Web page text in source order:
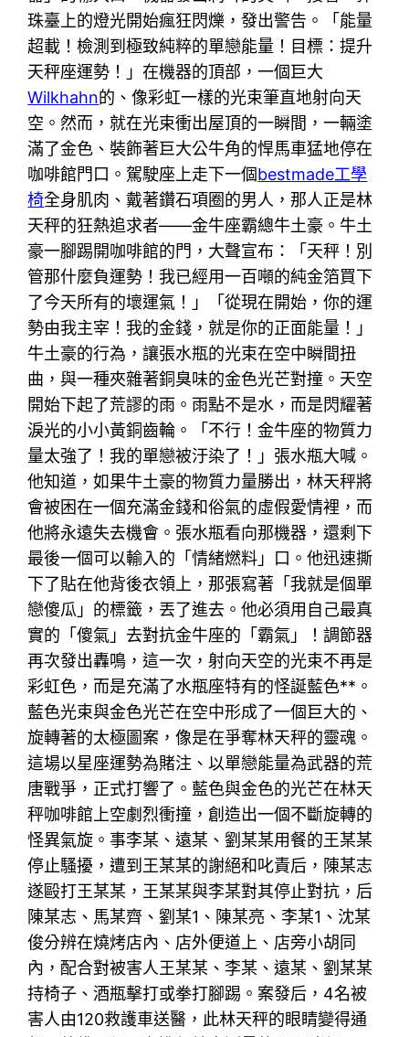
珠臺上的燈光開始瘋狂閃爍，發出警告。「能量
超載！檢測到極致純粹的單戀能量！目標：提升
天秤座運勢！」在機器的頂部，一個巨大
Wilkhahn的、像彩虹一樣的光束筆直地射向天
空。然而，就在光束衝出屋頂的一瞬間，一輛塗
滿了金色、裝飾著巨大公牛角的悍馬車猛地停在
咖啡館門口。駕駛座上走下一個bestmade工學
椅全身肌肉、戴著鑽石項圈的男人，那人正是林
天秤的狂熱追求者——金牛座霸總牛土豪。牛土
豪一腳踢開咖啡館的門，大聲宣布：「天秤！別
管那什麼負運勢！我已經用一百噸的純金箔買下
了今天所有的壞運氣！」「從現在開始，你的運
勢由我主宰！我的金錢，就是你的正面能量！」
牛土豪的行為，讓張水瓶的光束在空中瞬間扭
曲，與一種夾雜著銅臭味的金色光芒對撞。天空
開始下起了荒謬的雨。雨點不是水，而是閃耀著
淚光的小小黃銅齒輪。「不行！金牛座的物質力
量太強了！我的單戀被汙染了！」張水瓶大喊。
他知道，如果牛土豪的物質力量勝出，林天秤將
會被困在一個充滿金錢和俗氣的虛假愛情裡，而
他將永遠失去機會。張水瓶看向那機器，還剩下
最後一個可以輸入的「情緒燃料」口。他迅速撕
下了貼在他背後衣領上，那張寫著「我就是個單
戀傻瓜」的標籤，丟了進去。他必須用自己最真
實的「傻氣」去對抗金牛座的「霸氣」！調節器
再次發出轟鳴，這一次，射向天空的光束不再是
彩虹色，而是充滿了水瓶座特有的怪誕藍色**。
藍色光束與金色光芒在空中形成了一個巨大的、
旋轉著的太極圖案，像是在爭奪林天秤的靈魂。
這場以星座運勢為賭注、以單戀能量為武器的荒
唐戰爭，正式打響了。藍色與金色的光芒在林天
秤咖啡館上空劇烈衝撞，創造出一個不斷旋轉的
怪異氣旋。事李某、遠某、劉某某用餐的王某某
停止騷擾，遭到王某某的謝絕和叱責后，陳某志
遂毆打王某某，王某某與李某對其停止對抗，后
陳某志、馬某齊、劉某1、陳某亮、李某1、沈某
俊分辨在燒烤店內、店外便道上、店旁小胡同
內，配合對被害人王某某、李某、遠某、劉某某
持椅子、酒瓶擊打或拳打腳踢。案發后，4名被
害人由120救護車送醫，此林天秤的眼睛變得通